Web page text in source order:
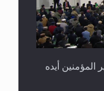
المؤمنين أيده